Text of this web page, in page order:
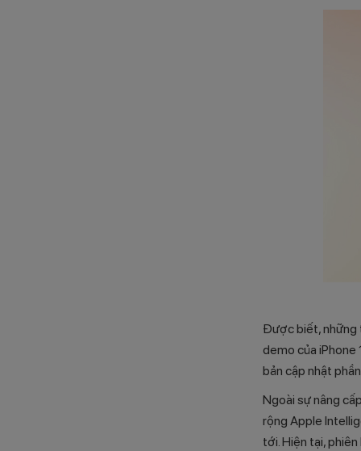
Được biết, những
demo của iPhone
bản cập nhật
Ngoài sự nâng
rộng Apple
tới. Hiện tại,